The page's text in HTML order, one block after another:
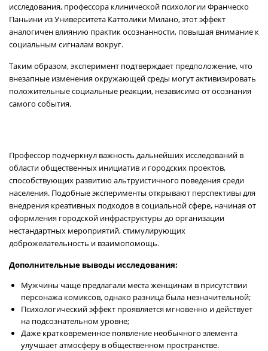
исследования, профессора клинической психологии Франческо
Паньини из Университета Каттолики Милано, этот эффект
аналогичен влиянию практик осознанности, повышая внимание к
социальным сигналам вокруг.
Таким образом, эксперимент подтверждает предположение, что
внезапные изменения окружающей среды могут активизировать
положительные социальные реакции, независимо от осознания
самого события.
Профессор подчеркнул важность дальнейших исследований в
области общественных инициатив и городских проектов,
способствующих развитию альтруистичного поведения среди
населения. Подобные эксперименты открывают перспективы для
внедрения креативных подходов в социальной сфере, начиная от
оформления городской инфраструктуры до организации
нестандартных мероприятий, стимулирующих
доброжелательность и взаимопомощь.
Дополнительные выводы исследования:
Мужчины чаще предлагали места женщинам в присутствии
персонажа комиксов, однако разница была незначительной;
Психологический эффект проявляется мгновенно и действует
на подсознательном уровне;
Даже кратковременное появление необычного элемента
улучшает атмосферу в общественном пространстве.